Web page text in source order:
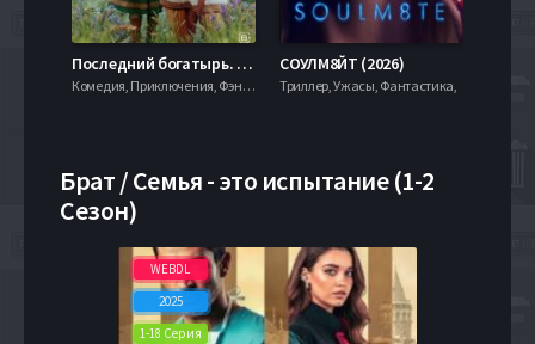
Последний богатырь. Колобок (2026)
Комедия, Приключения, Фэнтези,
СОУЛМ8ЙТ (2026)
Триллер, Ужасы, Фантастика,
Брат / Семья - это испытание (1-2
Сезон)
WEBDL
2025
1-18 Серия